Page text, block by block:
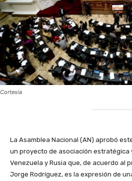
Cortesía
La Asamblea Nacional (AN) aprobó
un proyecto de asociación estratégica
Venezuela y Rusia que, de acuerdo al
Jorge Rodríguez, es la expresión de